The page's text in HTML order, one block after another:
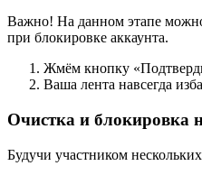
Важно! На данном этапе можно
при блокировке аккаунта.
Жмём кнопку
Ваша лента навсегда
Очистка и блокировка
Будучи участником